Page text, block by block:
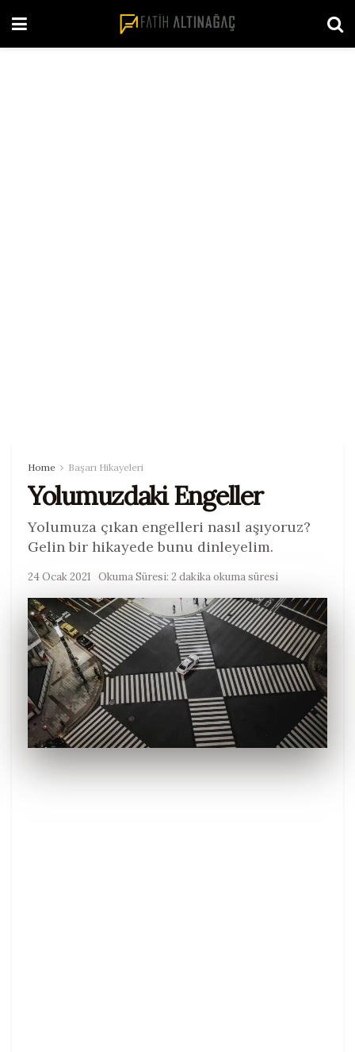
Home Başarı Hikayeleri
Yolumuzdaki Engeller
Yolumuza çıkan engelleri nasıl aşıyoruz?
Gelin bir hikayede bunu dinleyelim.
24 Ocak 2021 Okuma Süresi: 2 dakika okuma süresi